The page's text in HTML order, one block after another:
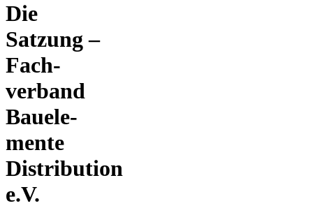
Die
Satzung –
Fach­
verband
Bau­ele­
mente
Distribution
e.V.